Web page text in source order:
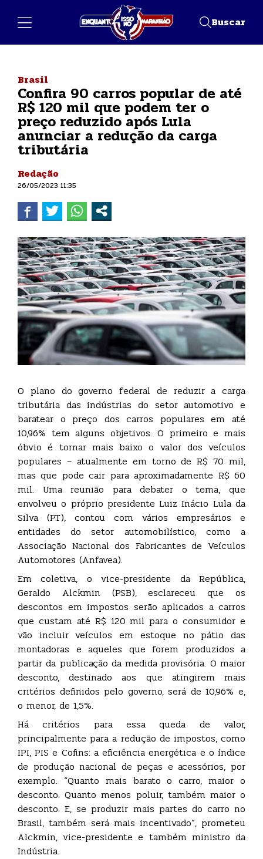
Buscar
Brasil
Confira 90 carros popular de até
R$ 120 mil que podem ter o
preço reduzido após Lula
anunciar a redução da carga
tributária
Redação
26/05/2023 11:35
O plano do governo federal de reduzir a carga
tributária das indústrias do setor automotivo e
baratear o preço dos carros populares em até
10,96% tem alguns objetivos. O primeiro e mais
óbvio é tornar mais baixo o valor dos veículos
populares – atualmente em torno de R$ 70 mil,
mas que pode cair para aproximadamente R$ 60
mil. Uma reunião para debater o tema, que
envolveu o próprio presidente Luiz Inácio Lula da
Silva (PT), contou com vários empresários e
entidades do setor automobilístico, como a
Associação Nacional dos Fabricantes de Veículos
Automotores (Anfavea).
Em coletiva, o vice-presidente da República,
Geraldo Alckmin (PSB), esclareceu que os
descontos em impostos serão aplicados a carros
que custam até R$ 120 mil para o consumidor e
vão incluir veículos em estoque no pátio das
montadoras e aqueles que forem produzidos a
partir da publicação da medida provisória. O maior
desconto, destinado aos que atingirem mais
critérios definidos pelo governo, será de 10,96% e,
o menor, de 1,5%.
Há critérios para essa queda de valor,
principalmente para a redução de impostos, como
IPI, PIS e Cofins: a eficiência energética e o índice
de produção nacional de peças e acessórios, por
exemplo. “Quanto mais barato o carro, maior o
desconto. Quanto menos poluir, também maior o
desconto. E, se produzir mais partes do carro no
Brasil, também será mais incentivado”, prometeu
Alckmin, vice-presidente e também ministro da
Indústria.